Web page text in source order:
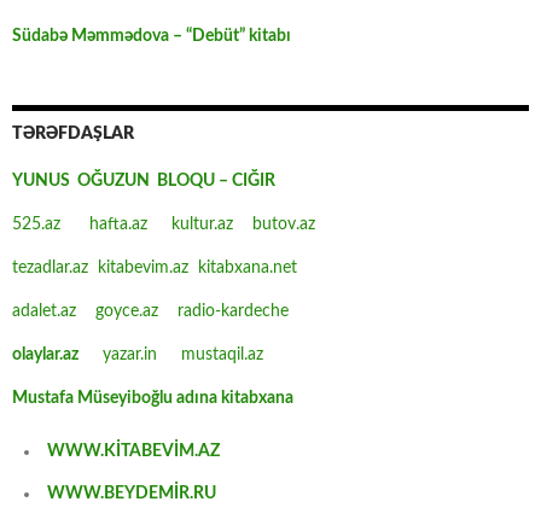
Südabə Məmmədova – “Debüt” kitabı
TƏRƏFDAŞLAR
YUNUS OĞUZUN BLOQU – CIĞIR
525.az hafta.az kultur.az butov.az
tezadlar.az kitabevim.az kitabxana.net
adalet.az goyce.az radio-kardeche
olaylar.az yazar.in mustaqil.az
Mustafa Müseyiboğlu adına kitabxana
WWW.KİTABEVİM.AZ
WWW.BEYDEMİR.RU